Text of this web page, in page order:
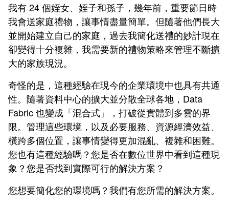
我有 24 個姪女、姪子和孫子，幾年前，重要節日時
我會送家庭禮物，讓事情盡量簡單。但隨著他們長大
並開始建立自己的家庭，過去我簡化送禮的妙計現在
卻變得十分複雜，我需要新的禮物策略來管理不斷擴
大的家族現況。
奇怪的是，這種經驗在現今的企業環境中也具有共通
性。隨著資料中心的擴大並分散全球各地，Data
Fabric 也變成「混合式」，打破從實體到多雲的界
限。管理這些環境，以及必要服務、資源經濟效益、
橫跨多個位置，讓事情變得更加混亂、複雜和困難。
您也有這種經驗嗎？您是否在數位世界中看到這種現
象？您是否找到實際可行的解決方案？
您想要簡化您的環境嗎？我們有您所需的解決方案。